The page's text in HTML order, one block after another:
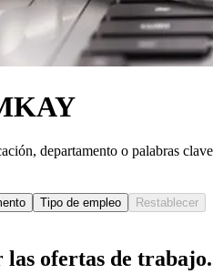
departamento o palabras
Tipo de empleo Restablecer
las ofertas de trabajo.